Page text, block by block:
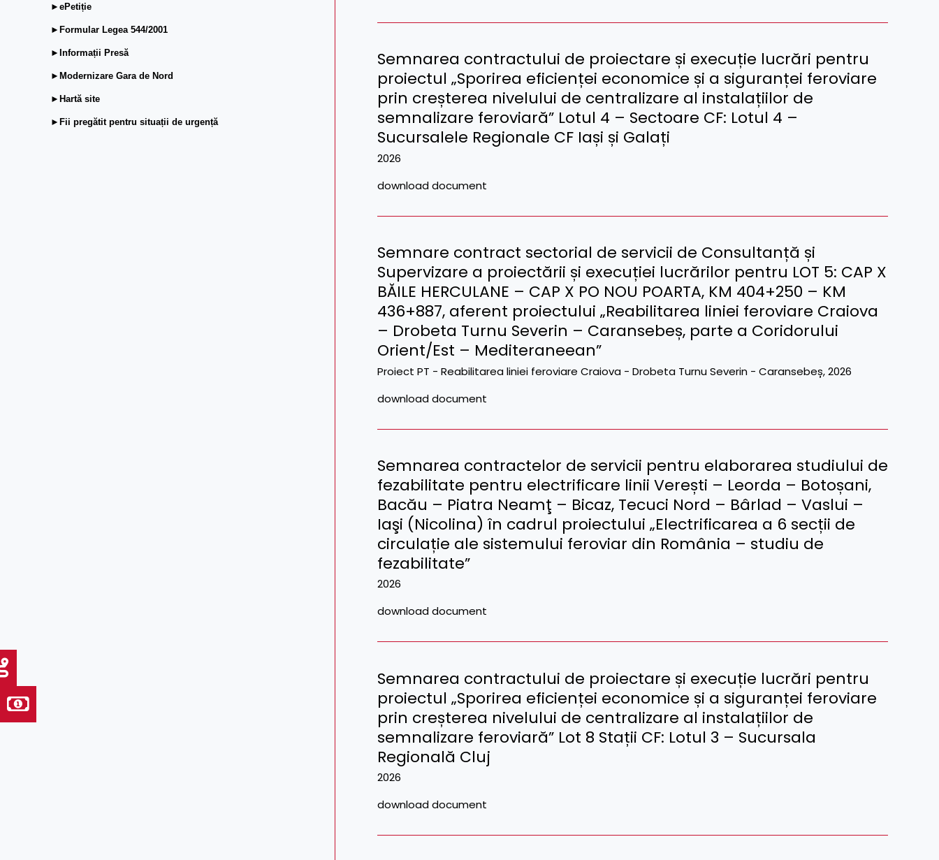
►ePetiție
►Formular Legea 544/2001
►Informații Presă
►Modernizare Gara de Nord
►Hartă site
►Fii pregătit pentru situații de urgență
Semnarea contractului de proiectare și execuție lucrări pentru
proiectul „Sporirea eficienței economice și a siguranței feroviare
prin creșterea nivelului de centralizare al instalațiilor de
semnalizare feroviară” Lotul 4 – Sectoare CF: Lotul 4 –
Sucursalele Regionale CF Iași și Galați
2026
download document
Semnare contract sectorial de servicii de Consultanță și
Supervizare a proiectării și execuției lucrărilor pentru LOT 5: CAP X
BĂILE HERCULANE – CAP X PO NOU POARTA, KM 404+250 – KM
436+887, aferent proiectului „Reabilitarea liniei feroviare Craiova
– Drobeta Turnu Severin – Caransebeș, parte a Coridorului
Orient/Est – Mediteraneean”
Proiect PT - Reabilitarea liniei feroviare Craiova - Drobeta Turnu Severin - Caransebeș,2026
download document
Semnarea contractelor de servicii pentru elaborarea studiului de
fezabilitate pentru electrificare linii Verești – Leorda – Botoșani,
Bacău – Piatra Neamţ – Bicaz, Tecuci Nord – Bârlad – Vaslui –
Iaşi (Nicolina) în cadrul proiectului „Electrificarea a 6 secții de
circulație ale sistemului feroviar din România – studiu de
fezabilitate”
2026
download document
Semnarea contractului de proiectare și execuție lucrări pentru
proiectul „Sporirea eficienței economice și a siguranței feroviare
prin creșterea nivelului de centralizare al instalațiilor de
semnalizare feroviară” Lot 8 Stații CF: Lotul 3 – Sucursala
Regională Cluj
2026
download document